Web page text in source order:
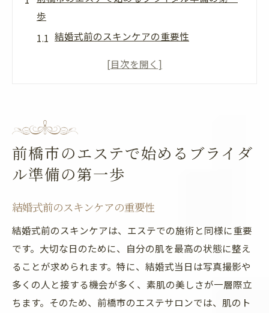
歩
結婚式前のスキンケアの重要性
前橋市エステサロンの選び方
前橋市でのエステ体験を最大限に活用する
方法
プロのエステティシャンによるブライダルケア
専門家による肌の診断とケア
プロの手技と最新技術を取り入れた施術
個別にカスタマイズされたブライダルプラ
ン
前橋市のエステで始めるブライダ
ル準備の第一歩
結婚式前のスキンケアの重要性
結婚式前のスキンケアは、エステでの施術と同様に重要
です。大切な日のために、自分の肌を最高の状態に整え
ることが求められます。特に、結婚式当日は写真撮影や
多くの人と接する機会が多く、素肌の美しさが一層際立
ちます。そのため、前橋市のエステサロンでは、肌のト